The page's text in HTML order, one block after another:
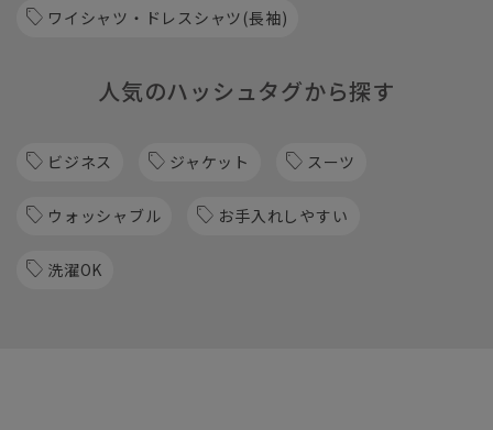
ワイシャツ・ドレスシャツ(長袖)
人気のハッシュタグから探す
ビジネス ジャケット スーツ
ウォッシャブル お手入れしやすい
洗濯OK